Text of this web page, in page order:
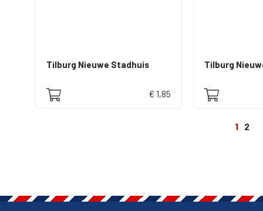
Tilburg Nieuwe Stadhuis
€ 1,85
Tilburg
1 2